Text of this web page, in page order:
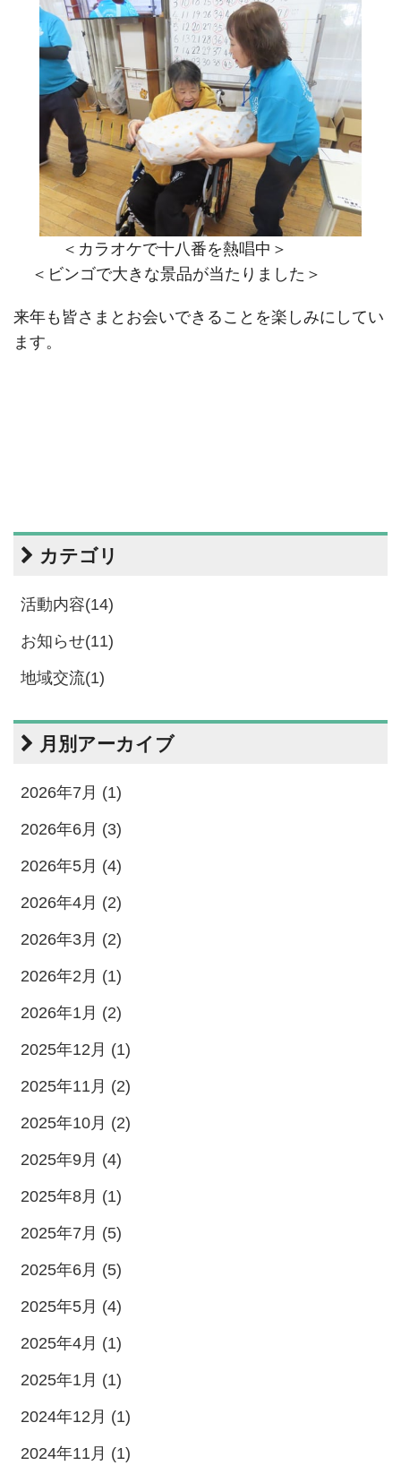
＜カラオケで十八番を熱唱中＞
＜ビンゴで大きな景品が当たりました＞
来年も皆さまとお会いできることを楽しみにしてい
ます。
カテゴリ
活動内容(14)
お知らせ(11)
地域交流(1)
月別アーカイブ
2026年7月 (1)
2026年6月 (3)
2026年5月 (4)
2026年4月 (2)
2026年3月 (2)
2026年2月 (1)
2026年1月 (2)
2025年12月 (1)
2025年11月 (2)
2025年10月 (2)
2025年9月 (4)
2025年8月 (1)
2025年7月 (5)
2025年6月 (5)
2025年5月 (4)
2025年4月 (1)
2025年1月 (1)
2024年12月 (1)
2024年11月 (1)